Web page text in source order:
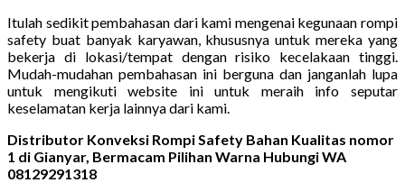
Itulah sedikit pembahasan dari kami mengenai kegunaan rompi
safety buat banyak karyawan, khususnya untuk mereka yang
bekerja di lokasi/tempat dengan risiko kecelakaan tinggi.
Mudah-mudahan pembahasan ini berguna dan janganlah lupa
untuk mengikuti website ini untuk meraih info seputar
keselamatan kerja lainnya dari kami.
Distributor Konveksi Rompi Safety Bahan Kualitas nomor
1 di Gianyar, Bermacam Pilihan Warna Hubungi WA
08129291318